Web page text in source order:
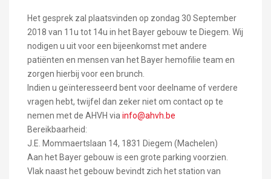
Het gesprek zal plaatsvinden op zondag 30 September
2018 van 11u tot 14u in het Bayer gebouw te Diegem. Wij
nodigen u uit voor een bijeenkomst met andere
patiënten en mensen van het Bayer hemofilie team en
zorgen hierbij voor een brunch.
Indien u geïnteresseerd bent voor deelname of verdere
vragen hebt, twijfel dan zeker niet om contact op te
nemen met de AHVH via info@ahvh.be
Bereikbaarheid:
J.E. Mommaertslaan 14, 1831 Diegem (Machelen)
Aan het Bayer gebouw is een grote parking voorzien.
Vlak naast het gebouw bevindt zich het station van